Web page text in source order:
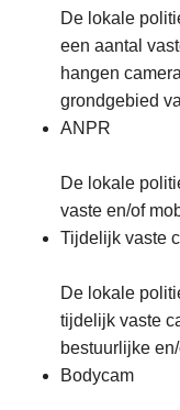
De lokale
een aantal
hangen
grondgebied
ANPR
De lokale
vaste en/of
Tijdelijk vaste
De lokale
tijdelijk vaste
bestuurlijke
Bodycam